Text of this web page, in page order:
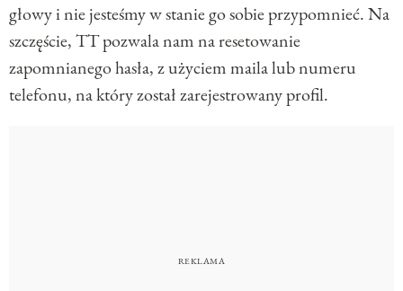
głowy i nie jesteśmy w stanie go sobie przypomnieć. Na
szczęście, TT pozwala nam na resetowanie
zapomnianego hasła, z użyciem maila lub numeru
telefonu, na który został zarejestrowany profil.